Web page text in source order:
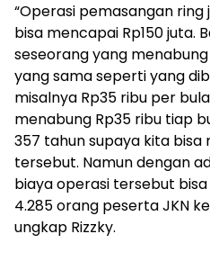
“Operasi pemasangan ring
bisa mencapai Rp150 juta.
seseorang yang
yang sama seperti yang
misalnya Rp35 ribu per
menabung Rp35 ribu tiap
357 tahun supaya kita
tersebut. Namun dengan
biaya operasi tersebut
4.285 orang peserta JKN
ungkap Rizzky.